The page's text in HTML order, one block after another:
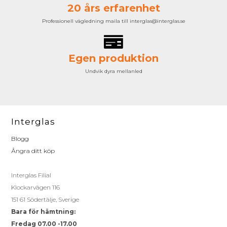
20 års erfarenhet
Professionell vägledning maila till interglas@interglas.se
Egen produktion
Undvik dyra mellanled
Interglas
Blogg
Ångra ditt köp
Interglas Filial
Klockarvägen 116
151 61 Södertälje, Sverige
Bara för hämtning:
Fredag 07.00 -17.00